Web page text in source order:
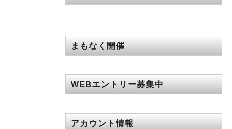
まもなく開催
WEBエントリー募集中
アカウント情報